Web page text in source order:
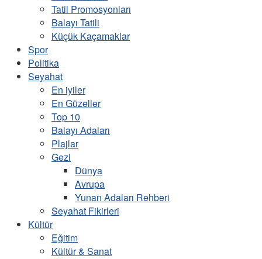
Tatil Promosyonları
Balayı Tatili
Küçük Kaçamaklar
Spor
Politika
Seyahat
En iyiler
En Güzeller
Top 10
Balayı Adaları
Plajlar
Gezi
Dünya
Avrupa
Yunan Adaları Rehberi
Seyahat Fikirleri
Kültür
Eğitim
Kültür & Sanat